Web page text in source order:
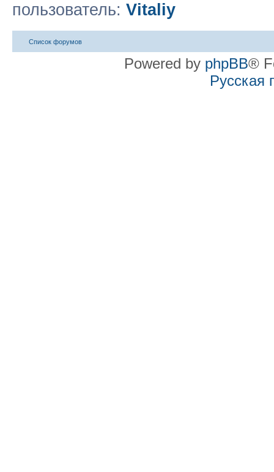
пользователь: Vitaliy
Список форумов
Powered by phpBB®
Русская